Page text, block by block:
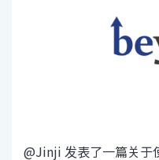
@Jinji 发表了一篇关于